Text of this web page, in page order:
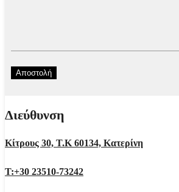
Διεύθυνση
Κίτρους 30, Τ.Κ 60134, Κατερίνη
Τ:+30 23510-73242